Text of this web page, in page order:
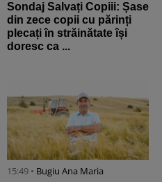
Sondaj Salvați Copiii: Șase
din zece copii cu părinți
plecați în străinătate își
doresc ca ...
15:49 • Bugiu ⁠Ana Maria